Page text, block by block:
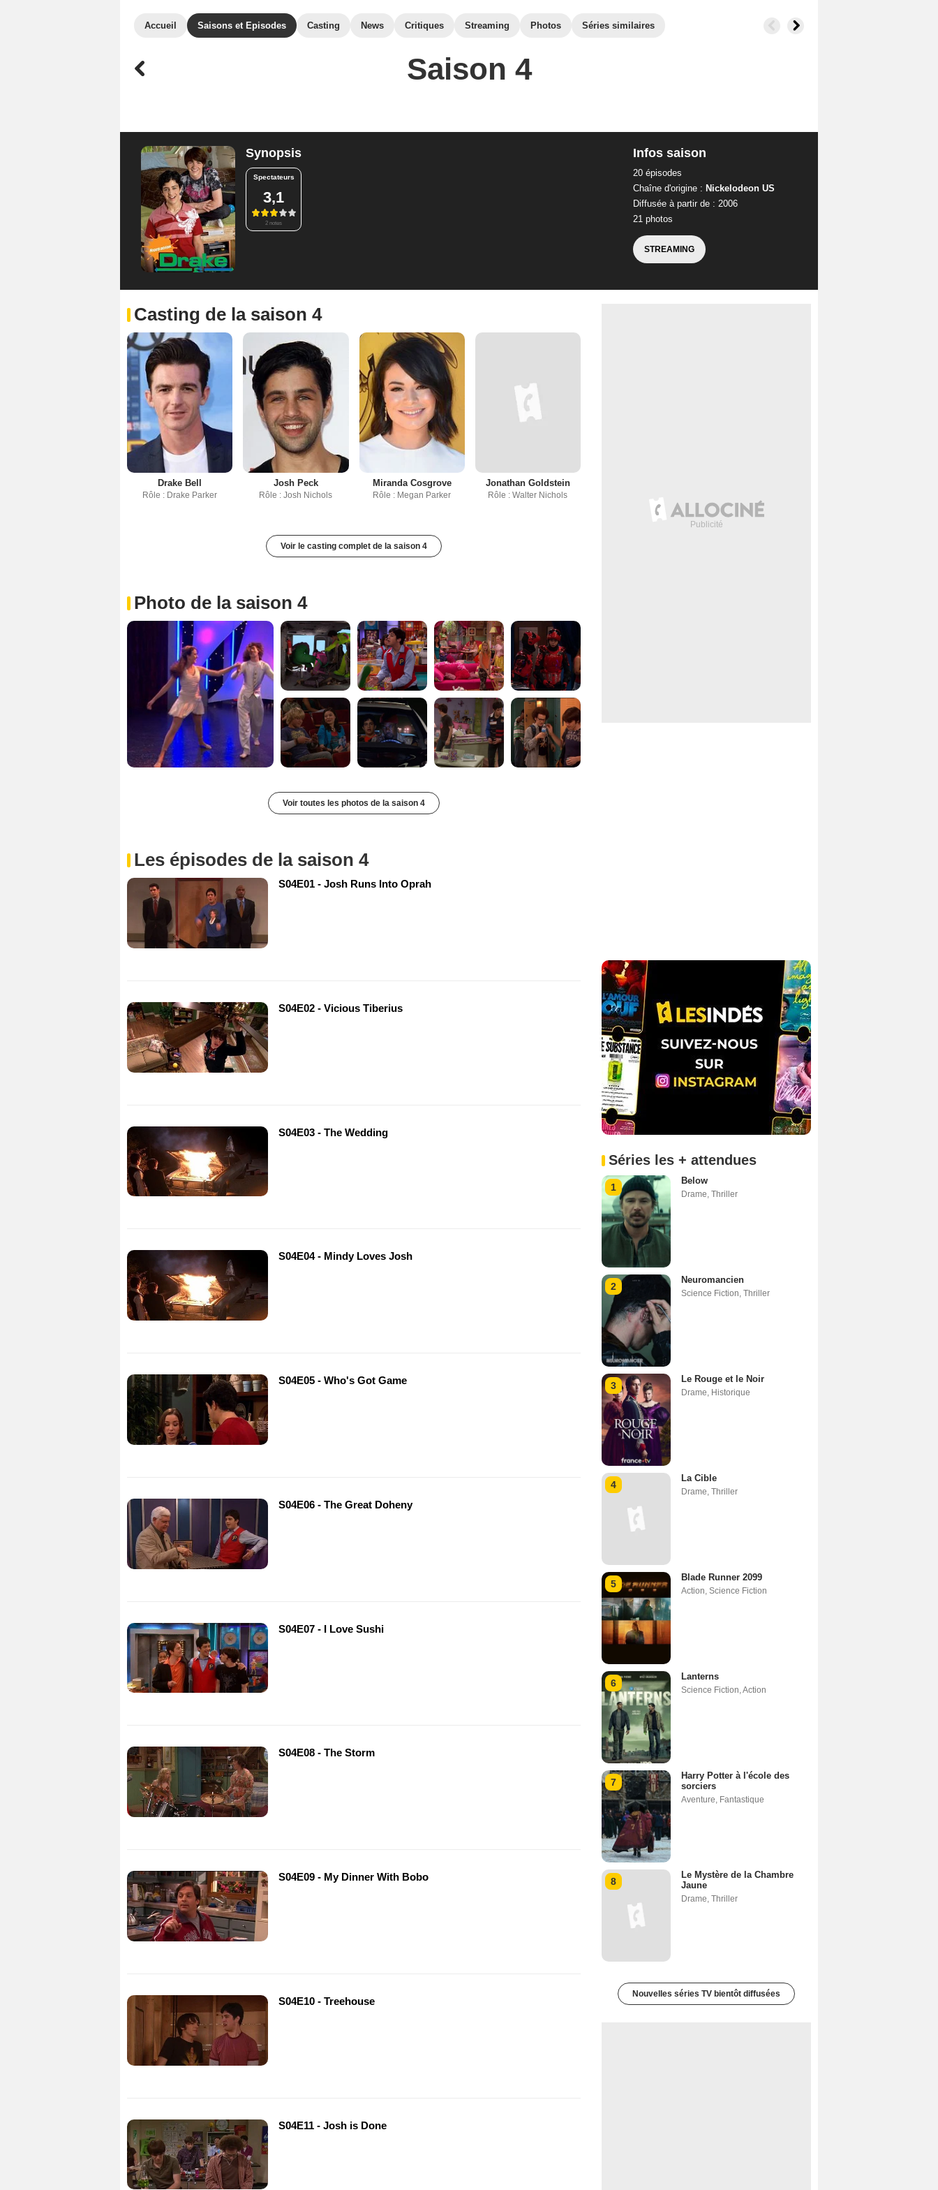
Accueil Saisons et Episodes Casting News Critiques Streaming Photos Séries similaires
Saison 4
Synopsis
Spectateurs
3,1
2 notes
Infos saison
20 épisodes
Chaîne d'origine : Nickelodeon US
Diffusée à partir de : 2006
21 photos
STREAMING
Casting de la saison 4
Drake Bell
Rôle : Drake Parker
Josh Peck
Rôle : Josh Nichols
Miranda Cosgrove
Rôle : Megan Parker
Jonathan Goldstein
Rôle : Walter Nichols
Voir le casting complet de la saison 4
Photo de la saison 4
Voir toutes les photos de la saison 4
Les épisodes de la saison 4
S04E01 - Josh Runs Into Oprah
S04E02 - Vicious Tiberius
S04E03 - The Wedding
S04E04 - Mindy Loves Josh
S04E05 - Who's Got Game
S04E06 - The Great Doheny
S04E07 - I Love Sushi
S04E08 - The Storm
S04E09 - My Dinner With Bobo
S04E10 - Treehouse
S04E11 - Josh is Done
Séries les + attendues
1
Below
Drame Thriller
2
Neuromancien
Science Fiction Thriller
3
Le Rouge et le Noir
Drame Historique
4
La Cible
Drame Thriller
5
Blade Runner 2099
Action Science Fiction
6
Lanterns
Science Fiction Action
7
Harry Potter à l'école des
sorciers
Aventure Fantastique
8
Le Mystère de la Chambre
Jaune
Drame Thriller
Nouvelles séries TV bientôt diffusées